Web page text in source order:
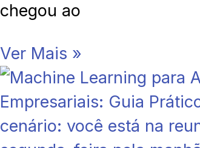
chegou ao
Ver Mais »